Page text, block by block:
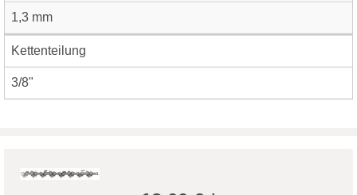
1,3 mm
Kettenteilung
3/8"